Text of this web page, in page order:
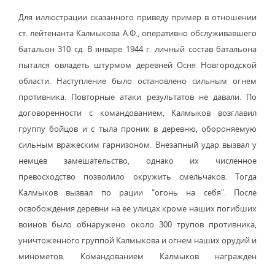
Для иллюстрации сказанного приведу пример в отношении
ст. лейтенанта Калмыкова А.Ф., оперативно обслуживавшего
батальон 310 сд. В январе 1944 г. личный состав батальона
пытался овладеть штурмом деревней Осня Новгородской
области. Наступление было остановлено сильным огнем
противника. Повторные атаки результатов не давали. По
договоренности с командованием, Калмыков возглавил
группу бойцов и с тыла проник в деревню, обороняемую
сильным вражеским гарнизоном. Внезапный удар вызвал у
немцев замешательство, однако их численное
превосходство позволило окружить смельчаков. Тогда
Калмыков вызвал по рации "огонь на себя". После
освобождения деревни на ее улицах кроме наших погибших
воинов было обнаружено около 300 трупов противника,
уничтоженного группой Калмыкова и огнем наших орудий и
минометов. Командованием Калмыков награжден